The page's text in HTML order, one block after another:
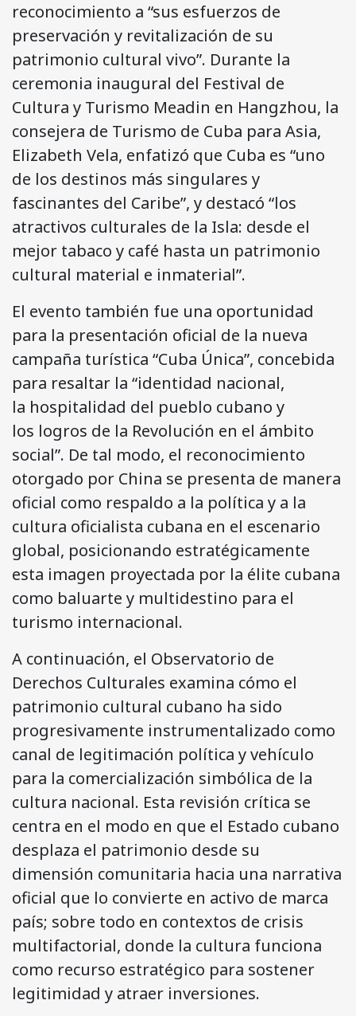
reconocimiento a “sus esfuerzos de
preservación y revitalización de su
patrimonio cultural vivo”. Durante la
ceremonia inaugural del Festival de
Cultura y Turismo Meadin en Hangzhou, la
consejera de Turismo de Cuba para Asia,
Elizabeth Vela, enfatizó que Cuba es “uno
de los destinos más singulares y
fascinantes del Caribe”, y destacó “los
atractivos culturales de la Isla: desde el
mejor tabaco y café hasta un patrimonio
cultural material e inmaterial”.
El evento también fue una oportunidad
para la presentación oficial de la nueva
campaña turística “Cuba Única”, concebida
para resaltar la “identidad nacional,
la hospitalidad del pueblo cubano y
los logros de la Revolución en el ámbito
social”. De tal modo, el reconocimiento
otorgado por China se presenta de manera
oficial como respaldo a la política y a la
cultura oficialista cubana en el escenario
global, posicionando estratégicamente
esta imagen proyectada por la élite cubana
como baluarte y multidestino para el
turismo internacional.
A continuación, el Observatorio de
Derechos Culturales examina cómo el
patrimonio cultural cubano ha sido
progresivamente instrumentalizado como
canal de legitimación política y vehículo
para la comercialización simbólica de la
cultura nacional. Esta revisión crítica se
centra en el modo en que el Estado cubano
desplaza el patrimonio desde su
dimensión comunitaria hacia una narrativa
oficial que lo convierte en activo de marca
país; sobre todo en contextos de crisis
multifactorial, donde la cultura funciona
como recurso estratégico para sostener
legitimidad y atraer inversiones.